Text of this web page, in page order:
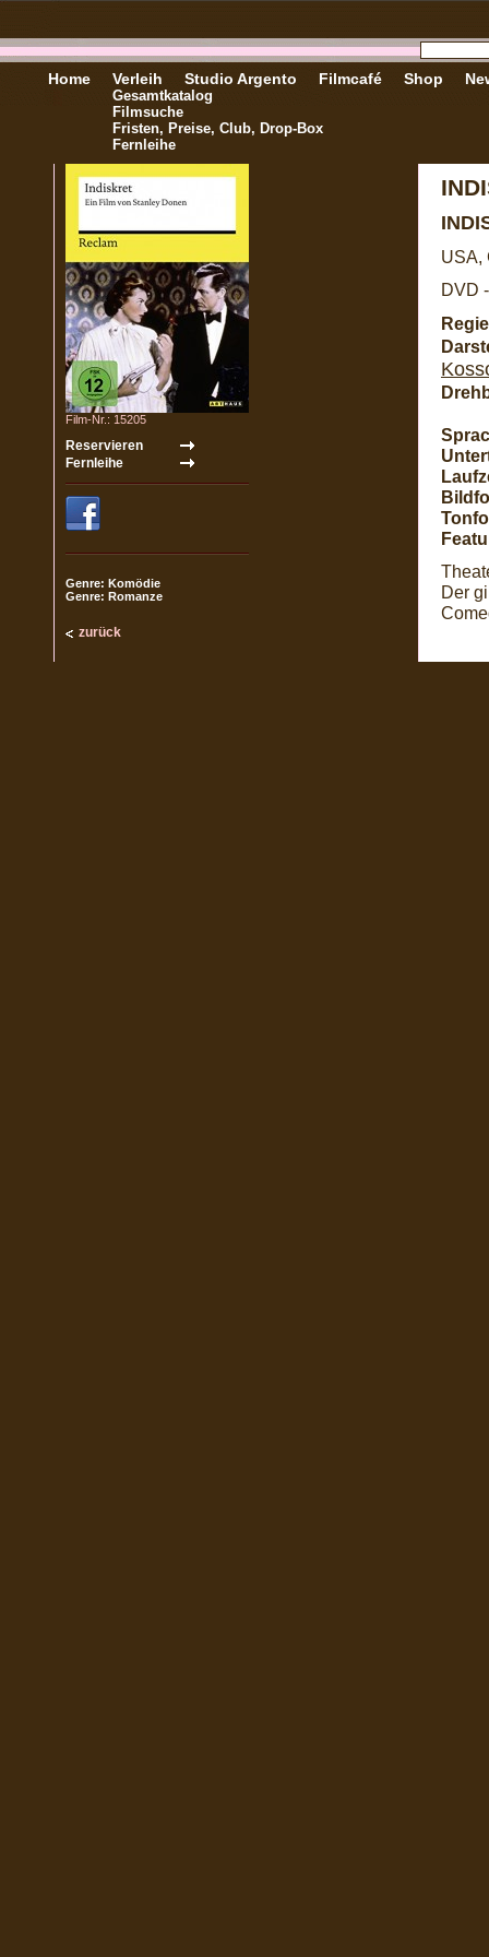
Home Verleih
Gesamtkatalog
Filmsuche
Fristen, Preise, Club, Drop-Box
Fernleihe
Studio Argento Filmcafé Shop
Film-Nr.: 15205
Genre: Komödie
Genre: Romanze
zurück
USA,
DVD
Der